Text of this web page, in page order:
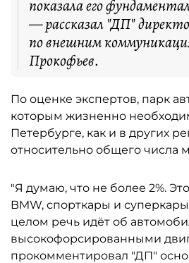
показала его
— рассказал "ДП"
по внешним
Прокофьев.
По оценке экспертов, парк
которым жизненно
Петербурге, как и в других
относительно общего числа
"Я думаю, что не более 2%.
BMW, спорткары и
целом речь идёт об
высокофорсированными
прокомментировал "ДП"